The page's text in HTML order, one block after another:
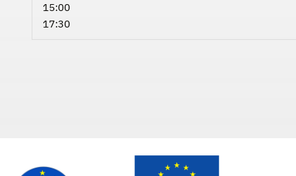
15:00
17:30